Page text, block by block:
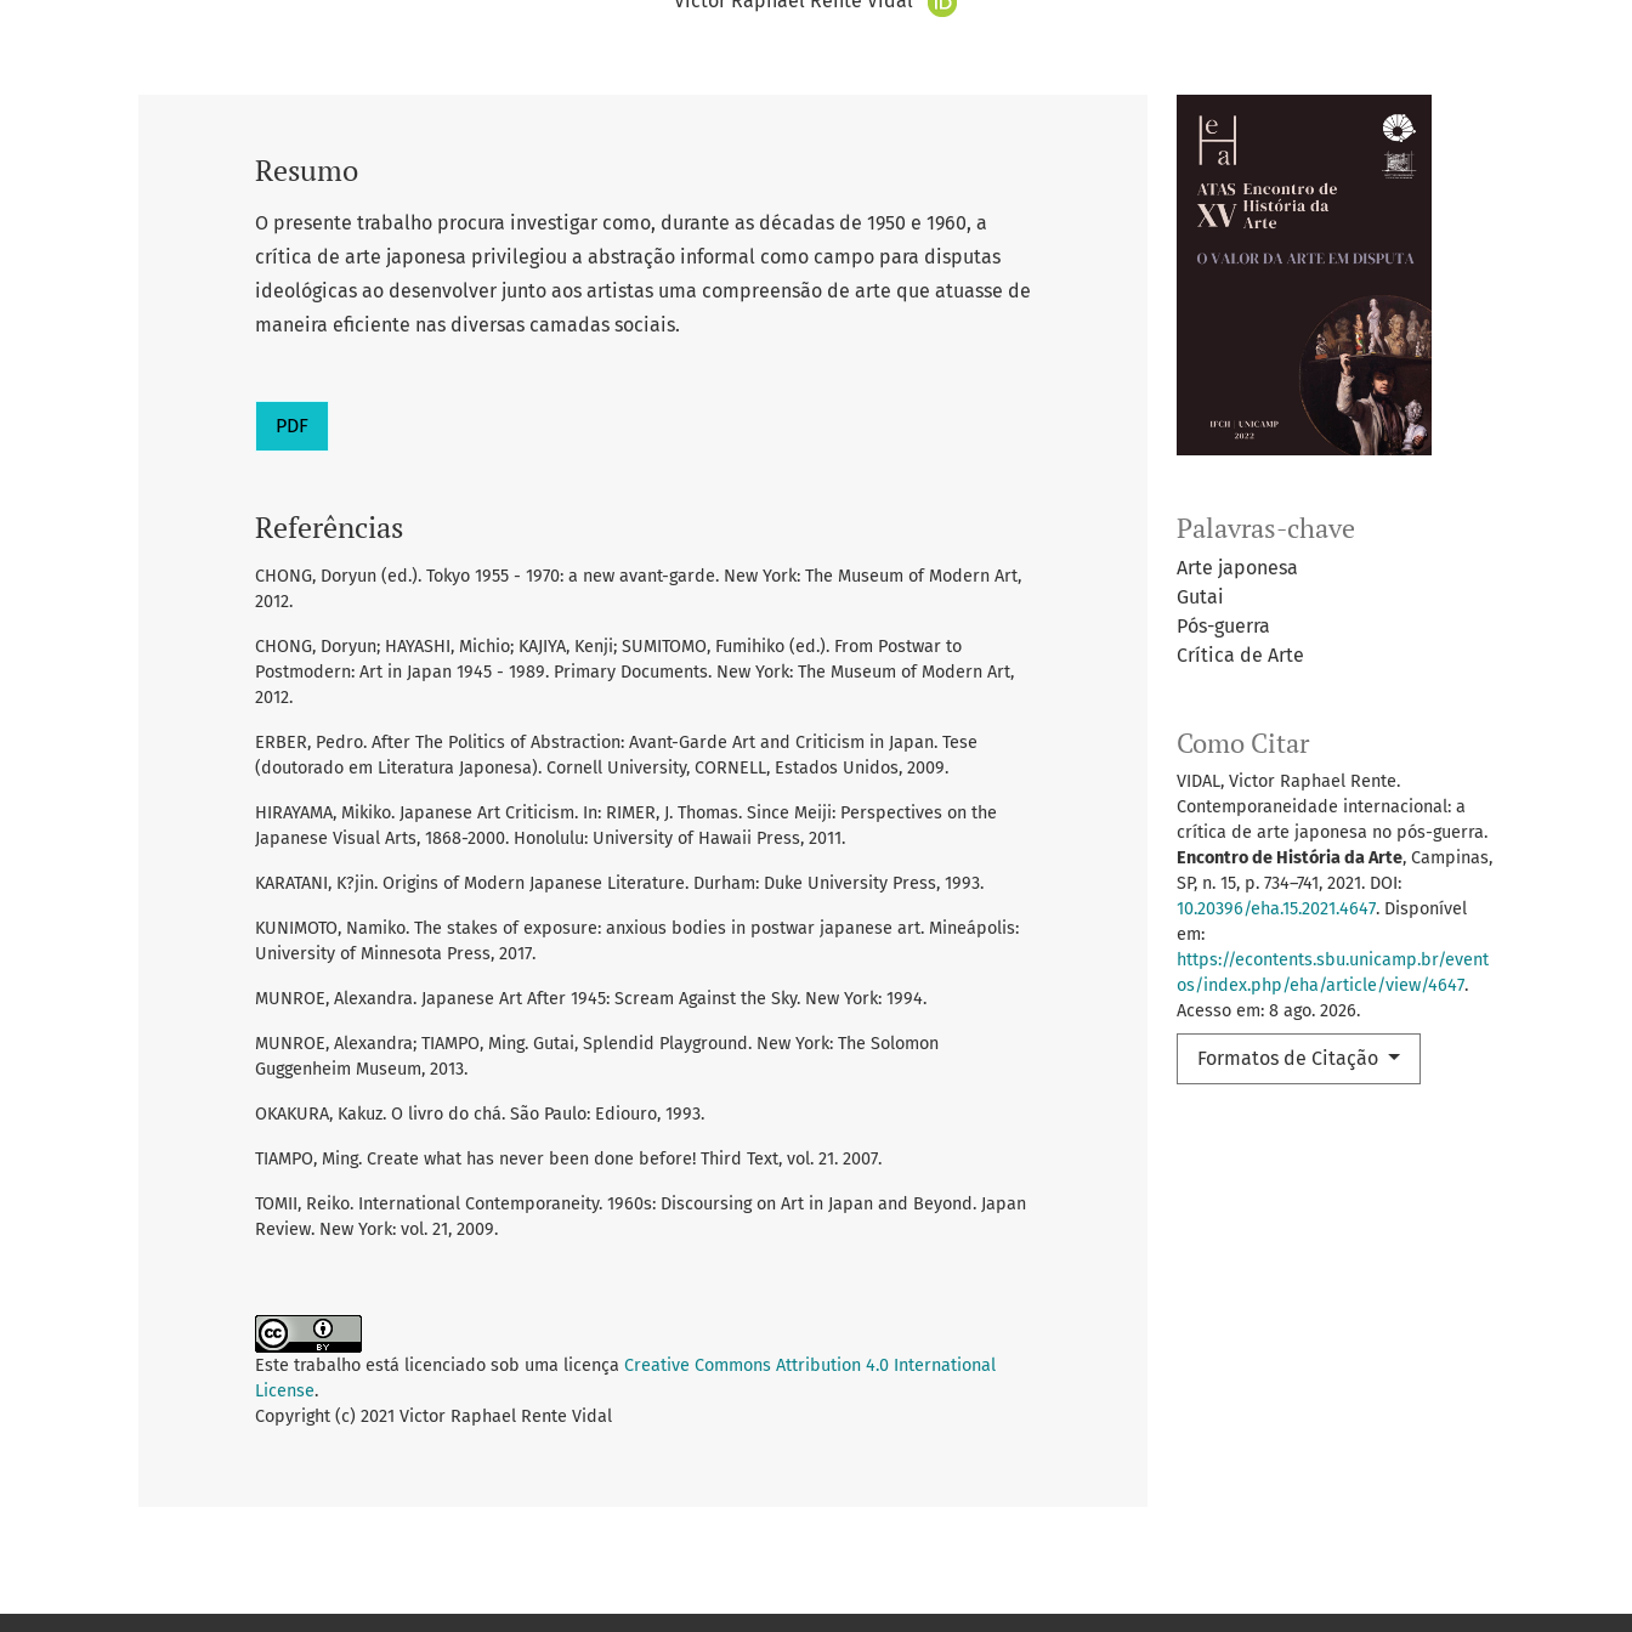
Palavras-chave
Arte japonesa
Gutai
Pós-guerra
Crítica de Arte
Como Citar
VIDAL, Victor Raphael Rente.
Contemporaneidade internacional: a
crítica de arte japonesa no pós-guerra.
Encontro de História da Arte, Campinas,
SP, n. 15, p. 734–741, 2021. DOI:
10.20396/eha.15.2021.4647. Disponível
em:
https://econtents.sbu.unicamp.br/event
os/index.php/eha/article/view/4647.
Acesso em: 8 ago. 2026.
Formatos de Citação
Resumo
O presente trabalho procura investigar como, durante as décadas de 1950 e 1960, a
crítica de arte japonesa privilegiou a abstração informal como campo para disputas
ideológicas ao desenvolver junto aos artistas uma compreensão de arte que atuasse de
maneira eficiente nas diversas camadas sociais.
PDF
Referências
CHONG, Doryun (ed.). Tokyo 1955 - 1970: a new avant-garde. New York: The Museum of Modern Art,
2012.
CHONG, Doryun; HAYASHI, Michio; KAJIYA, Kenji; SUMITOMO, Fumihiko (ed.). From Postwar to
Postmodern: Art in Japan 1945 - 1989. Primary Documents. New York: The Museum of Modern Art,
2012.
ERBER, Pedro. After The Politics of Abstraction: Avant-Garde Art and Criticism in Japan. Tese
(doutorado em Literatura Japonesa). Cornell University, CORNELL, Estados Unidos, 2009.
HIRAYAMA, Mikiko. Japanese Art Criticism. In: RIMER, J. Thomas. Since Meiji: Perspectives on the
Japanese Visual Arts, 1868-2000. Honolulu: University of Hawaii Press, 2011.
KARATANI, K?jin. Origins of Modern Japanese Literature. Durham: Duke University Press, 1993.
KUNIMOTO, Namiko. The stakes of exposure: anxious bodies in postwar japanese art. Mineápolis:
University of Minnesota Press, 2017.
MUNROE, Alexandra. Japanese Art After 1945: Scream Against the Sky. New York: 1994.
MUNROE, Alexandra; TIAMPO, Ming. Gutai, Splendid Playground. New York: The Solomon
Guggenheim Museum, 2013.
OKAKURA, Kakuz. O livro do chá. São Paulo: Ediouro, 1993.
TIAMPO, Ming. Create what has never been done before! Third Text, vol. 21. 2007.
TOMII, Reiko. International Contemporaneity. 1960s: Discoursing on Art in Japan and Beyond. Japan
Review. New York: vol. 21, 2009.
Este trabalho está licenciado sob uma licença Creative Commons Attribution 4.0 International
License.
Copyright (c) 2021 Victor Raphael Rente Vidal